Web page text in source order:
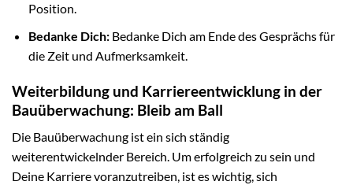
Position.
Bedanke Dich:Bedanke Dich am Ende des Gesprächs für
die Zeit und Aufmerksamkeit.
Weiterbildung und Karriereentwicklung in der
Bauüberwachung: Bleib am Ball
Die Bauüberwachung ist ein sich ständig
weiterentwickelnder Bereich. Um erfolgreich zu sein und
Deine Karriere voranzutreiben, ist es wichtig, sich